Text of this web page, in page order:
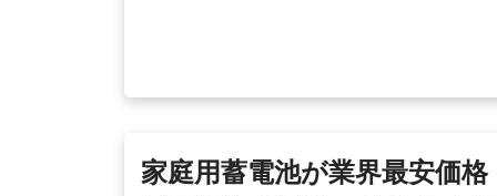
家庭用蓄電池が業界最安価